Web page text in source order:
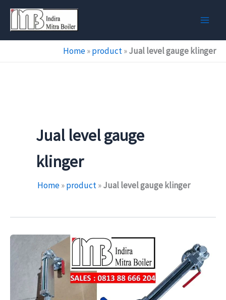
Skip
content
Home»product»Jual level gauge klinger
Jual level gauge
klinger
Home»product»Jual level gauge klinger